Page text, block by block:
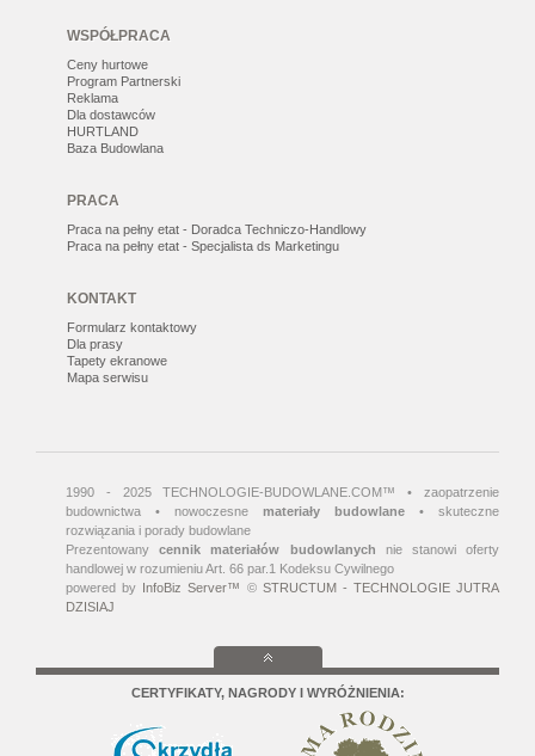
WSPÓŁPRACA
Ceny hurtowe
Program Partnerski
Reklama
Dla dostawców
HURTLAND
Baza Budowlana
PRACA
Praca na pełny etat - Doradca Techniczo-Handlowy
Praca na pełny etat - Specjalista ds Marketingu
KONTAKT
Formularz kontaktowy
Dla prasy
Tapety ekranowe
Mapa serwisu
1990 - 2025 TECHNOLOGIE-BUDOWLANE.COM™ • zaopatrzenie
budownictwa • nowoczesne materiały budowlane • skuteczne
rozwiązania i porady budowlane
Prezentowanycennik materiałów budowlanych nie stanowi oferty
handlowej w rozumieniu Art. 66 par.1 Kodeksu Cywilnego
powered by InfoBiz Server™ © STRUCTUM - TECHNOLOGIE JUTRA
DZISIAJ
CERTYFIKATY, NAGRODY I WYRÓŻNIENIA: